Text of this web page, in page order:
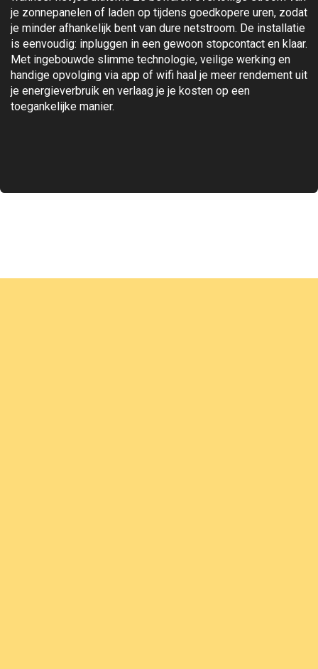
je zonnepanelen of laden op tijdens goedkopere uren, zodat
je minder afhankelijk bent van dure netstroom. De installatie
is eenvoudig: inpluggen in een gewoon stopcontact en klaar.
Met ingebouwde slimme technologie, veilige werking en
handige opvolging via app of wifi haal je meer rendement uit
je energieverbruik en verlaag je je kosten op een
toegankelijke manier.